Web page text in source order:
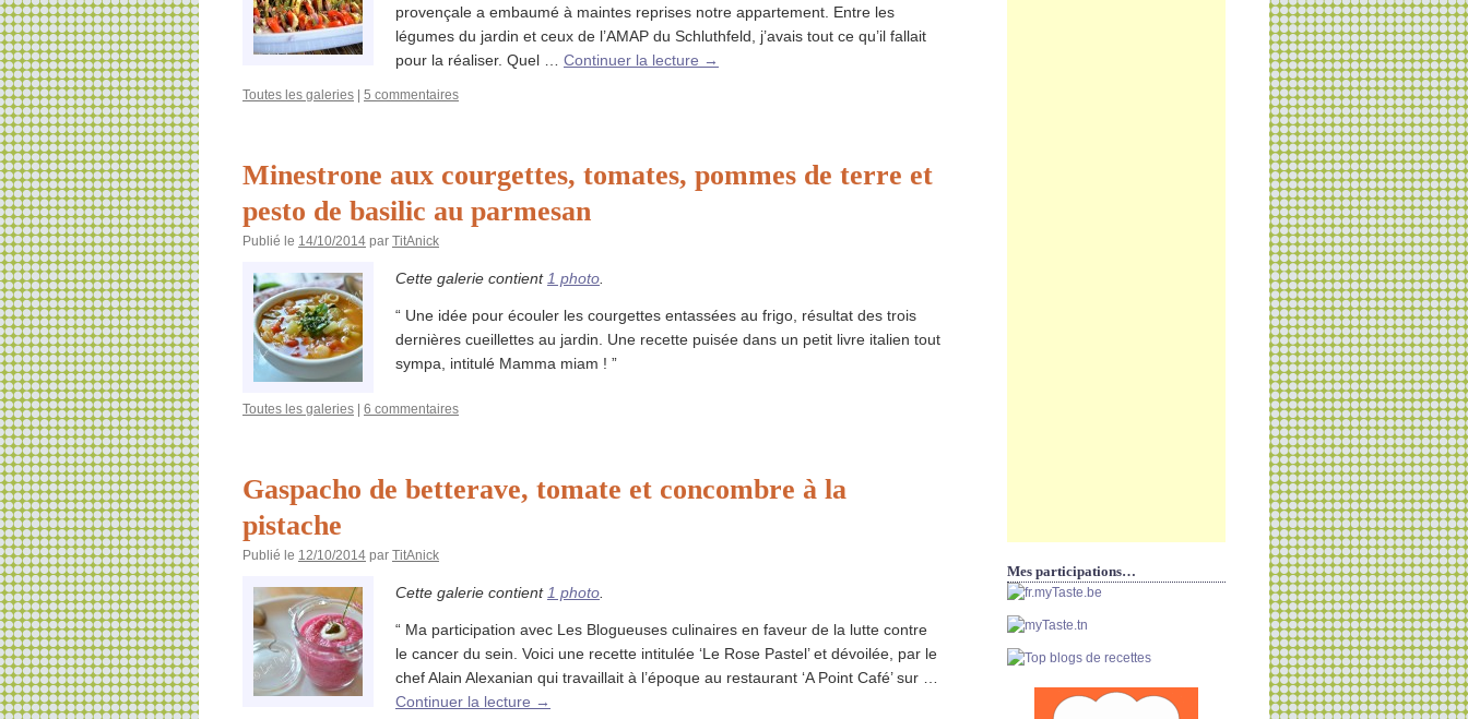
provençale a embaumé à maintes reprises notre appartement. Entre les
légumes du jardin et ceux de l’AMAP du Schluthfeld, j’avais tout ce qu’il fallait
pour la réaliser. Quel … Continuer la lecture →
Toutes les galeries 5 commentaires
Minestrone aux courgettes, tomates, pommes de terre et
pesto de basilic au parmesan
Publié le 14/10/2014 par TitAnick
Cette galerie contient 1 photo
“ Une idée pour écouler les courgettes entassées au frigo, résultat des trois
dernières cueillettes au jardin. Une recette puisée dans un petit livre italien tout
sympa, intitulé Mamma miam ! ”
Toutes les galeries 6 commentaires
Gaspacho de betterave, tomate et concombre à la
pistache
Publié le 12/10/2014 par TitAnick
Cette galerie contient 1 photo
“ Ma participation avec Les Blogueuses culinaires en faveur de la lutte contre
le cancer du sein. Voici une recette intitulée ‘Le Rose Pastel’ et dévoilée, par le
chef Alain Alexanian qui travaillait à l’époque au restaurant ‘A Point Café’ sur …
Continuer la lecture →
Mes participations…